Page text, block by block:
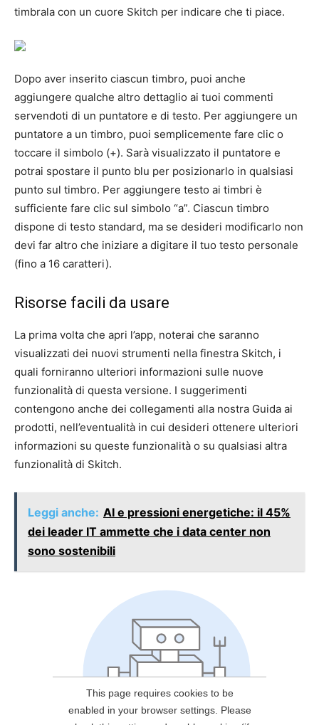
timbrala con un cuore Skitch per indicare che ti piace.
Dopo aver inserito ciascun timbro, puoi anche
aggiungere qualche altro dettaglio ai tuoi commenti
servendoti di un puntatore e di testo. Per aggiungere un
puntatore a un timbro, puoi semplicemente fare clic o
toccare il simbolo (+). Sarà visualizzato il puntatore e
potrai spostare il punto blu per posizionarlo in qualsiasi
punto sul timbro. Per aggiungere testo ai timbri è
sufficiente fare clic sul simbolo “a”. Ciascun timbro
dispone di testo standard, ma se desideri modificarlo non
devi far altro che iniziare a digitare il tuo testo personale
(fino a 16 caratteri).
Risorse facili da usare
La prima volta che apri l’app, noterai che saranno
visualizzati dei nuovi strumenti nella finestra Skitch, i
quali forniranno ulteriori informazioni sulle nuove
funzionalità di questa versione. I suggerimenti
contengono anche dei collegamenti alla nostra Guida ai
prodotti, nell’eventualità in cui desideri ottenere ulteriori
informazioni su queste funzionalità o su qualsiasi altra
funzionalità di Skitch.
Leggi anche: AI e pressioni energetiche: il 45%
dei leader IT ammette che i data center non
sono sostenibili